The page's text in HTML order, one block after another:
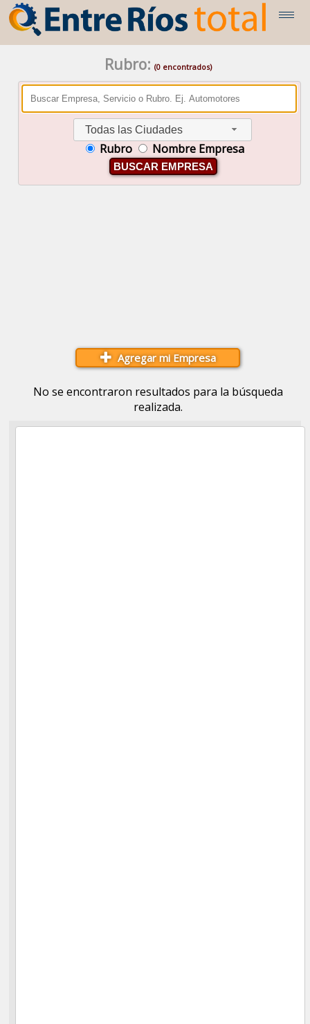
Rubro: (0 encontrados)
Todas las Ciudades
Rubro Nombre Empresa
BUSCAR EMPRESA
Agregar mi Empresa
No se encontraron resultados para la búsqueda
realizada.